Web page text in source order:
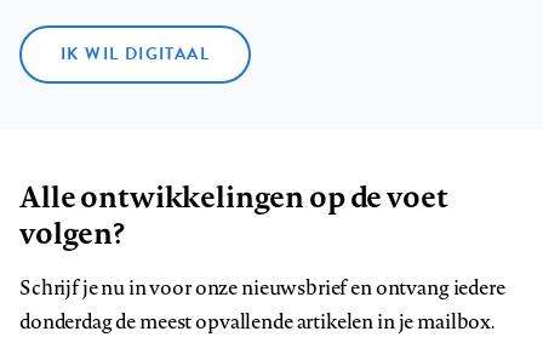
IK WIL DIGITAAL
Alle ontwikkelingen op de voet
volgen?
Schrijf je nu in voor onze nieuwsbrief en ontvang iedere
donderdag de meest opvallende artikelen in je mailbox.